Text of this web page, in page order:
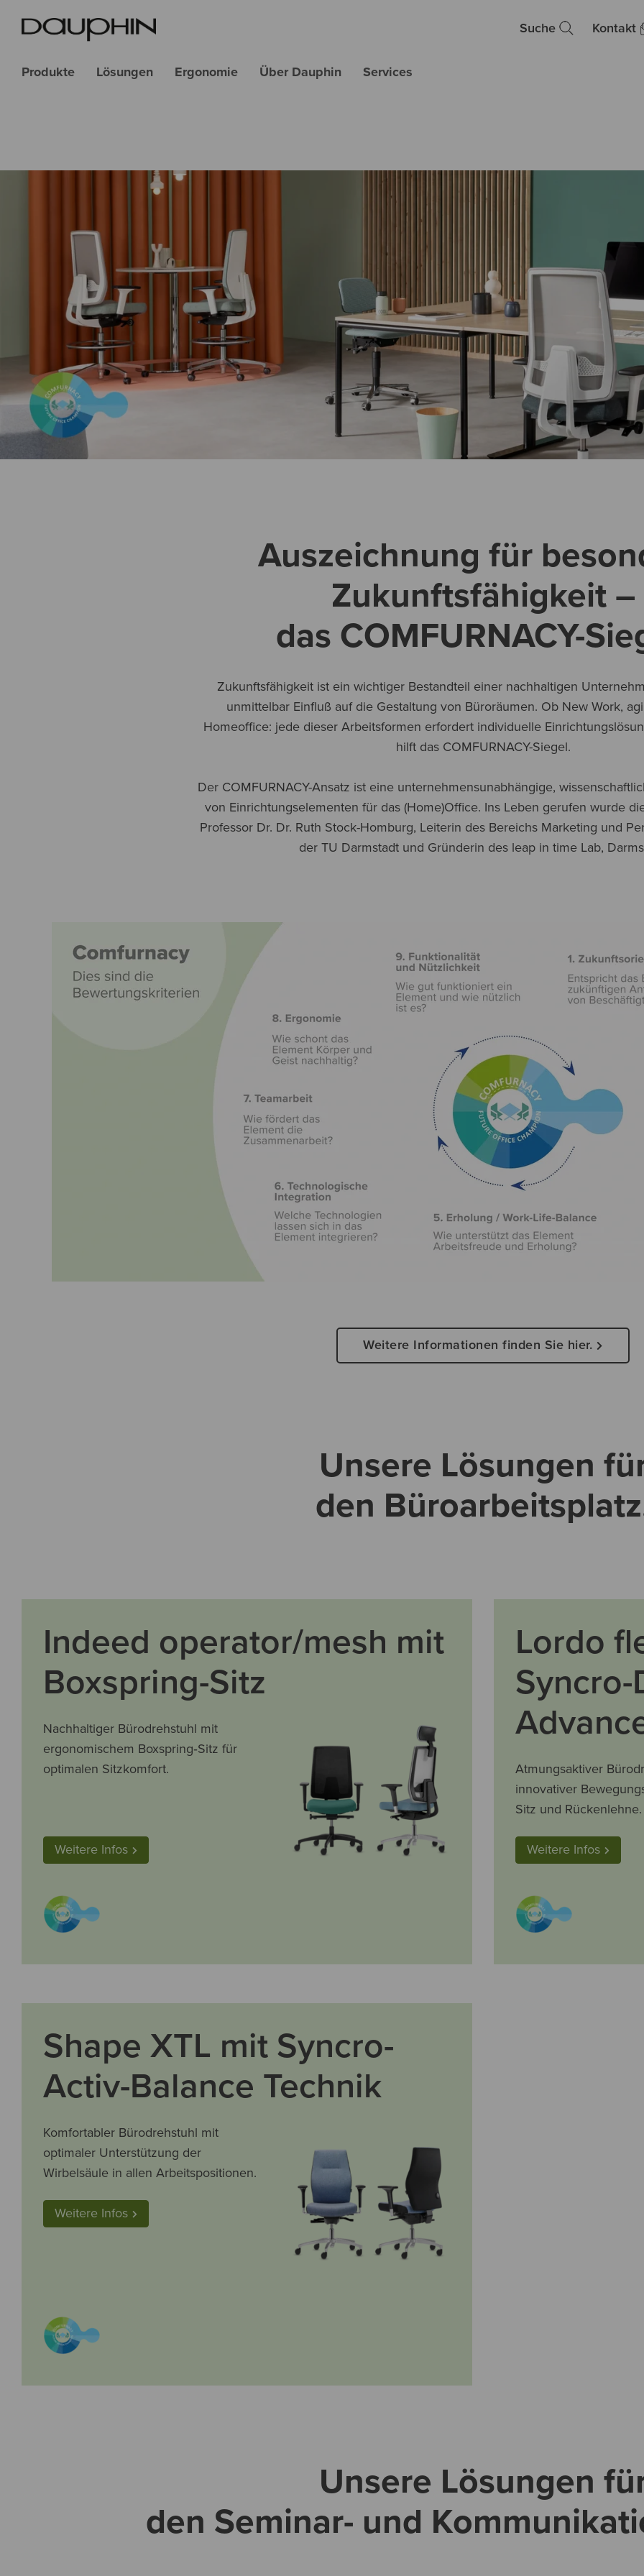
Suche Kontakt
Produkte Lösungen Ergonomie Über Dauphin Services
Auszeichnung für
Zukunftsfähigkeit –
das COMFURNACY-
Zukunftsfähigkeit ist ein wichtiger Bestandteil einer nachhaltigen
unmittelbar Einfluß auf die Gestaltung von Büroräumen. Ob New Work,
Homeoffice: jede dieser Arbeitsformen erfordert individuelle
hilft das COMFURNACY-Siegel.
Der COMFURNACY-Ansatz ist eine unternehmensunabhängige,
von Einrichtungselementen für das (Home)Office. Ins Leben gerufen wurde
Professor Dr. Dr. Ruth Stock-Homburg, Leiterin des Bereichs Marketing und
der TU Darmstadt und Gründerin des leap in time Lab,
Weitere Informationen finden Sie hier.
Unsere Lösungen
den
Indeed operator/mesh mit
Boxspring-Sitz
Nachhaltiger Bürodrehstuhl mit
ergonomischem Boxspring‐Sitz für
optimalen Sitzkomfort.
Weitere Infos
Lordo
Atmungsaktiver
innovativer
Sitz und Rückenlehne.
Weitere Infos
Shape XTL mit Syncro-
Activ-Balance Technik
Komfortabler Bürodrehstuhl mit
optimaler Unterstützung der
Wirbelsäule in allen Arbeitspositionen.
Weitere Infos
Unsere Lösungen
den Seminar- und